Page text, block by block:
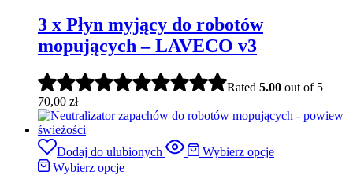
3 x Płyn myjący do robotów
mopujących – LAVECO v3
Rated 5.00 out of 5
70,00 zł
Dodaj do ulubionych
Wybierz opcje
Wybierz opcje